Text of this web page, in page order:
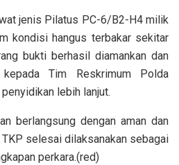
jenis Pilatus PC-6/B2-H4 milik
kondisi hangus terbakar sekitar
bukti berhasil diamankan dan
kepada Tim Reskrimum Polda
lebih lanjut.
berlangsung dengan aman dan
selesai dilaksanakan sebagai
perkara.(red)